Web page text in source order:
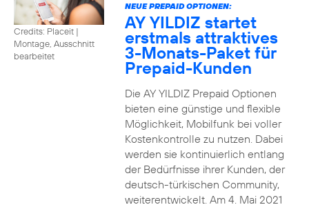
Credits: Placeit |
Montage, Ausschnitt
bearbeitet
NEUE PREPAID OPTIONEN:
AY YILDIZ startet
erstmals attraktives
3-Monats-Paket für
Prepaid-Kunden
Die AY YILDIZ Prepaid Optionen
bieten eine günstige und flexible
Möglichkeit, Mobilfunk bei voller
Kostenkontrolle zu nutzen. Dabei
werden sie kontinuierlich entlang
der Bedürfnisse ihrer Kunden, der
deutsch-türkischen Community,
weiterentwickelt. Am 4. Mai 2021